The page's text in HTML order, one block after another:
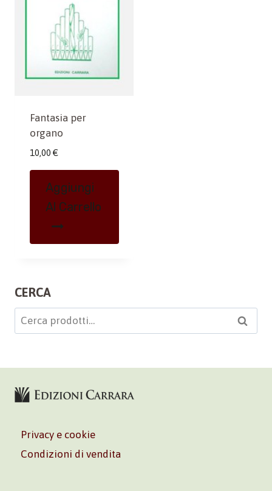
Fantasia per
organo
10,00 €
Aggiungi
Al Carrello
CERCA
Cerca: Cerca
Privacy e cookie
Condizioni di vendita